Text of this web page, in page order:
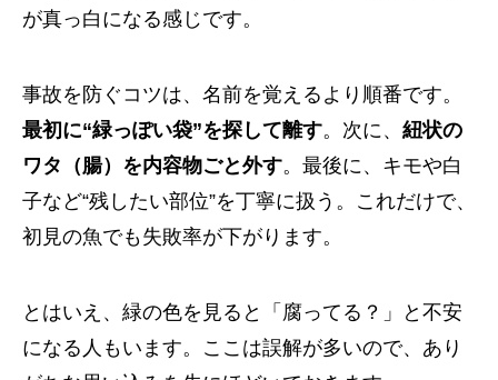
が真っ白になる感じです。
事故を防ぐコツは、名前を覚えるより順番です。
最初に“緑っぽい袋”を探して離す。次に、 紐状の
ワタ（腸）を内容物ごと外す。最後に、キモや白
子など“残したい部位”を丁寧に扱う。これだけで、
初見の魚でも失敗率が下がります。
とはいえ、緑の色を見ると「腐ってる？」と不安
になる人もいます。ここは誤解が多いので、あり